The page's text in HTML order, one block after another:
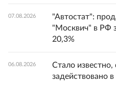
07.08.2026
"Автостат":
"Москвич" в РФ
20,3%
06.08.2026
Стало известно,
задействовано